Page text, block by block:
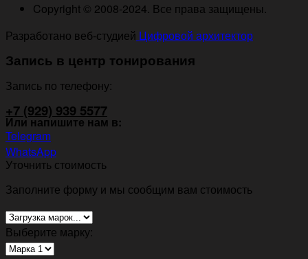
Copyright © 2008-2024. Все права защищены.
Разработано веб-студией Цифровой архитектор
Запись в центр тонирования
Запись по телефону:
+7 (929) 939 5577
Или напишите нам в:
Telegram
WhatsApp
Уточнить стоимость
Заполните форму и мы сообщим вам стоимость
Выберите марку: